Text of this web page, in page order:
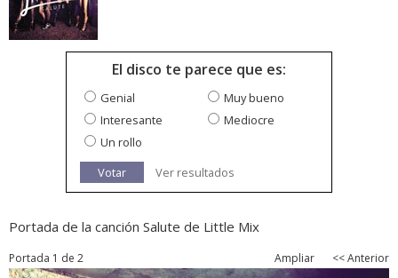
El disco te parece que es:
Genial
Muy bueno
Interesante
Mediocre
Un rollo
Votar
Ver resultados
Portada de la canción Salute de Little Mix
Portada 1 de 2 Ampliar << Anterior